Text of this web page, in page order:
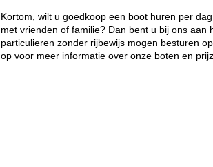
Kortom, wilt u goedkoop een boot huren per
met vrienden of familie? Dan bent u bij ons
particulieren zonder rijbewijs mogen besturen
op voor meer informatie over onze boten en